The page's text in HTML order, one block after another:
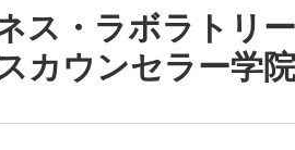
ス・ラボラトリー
カウンセラー学